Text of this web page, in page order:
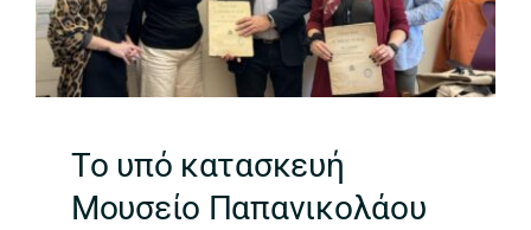
Το υπό κατασκευή
Μουσείο Παπανικολάου